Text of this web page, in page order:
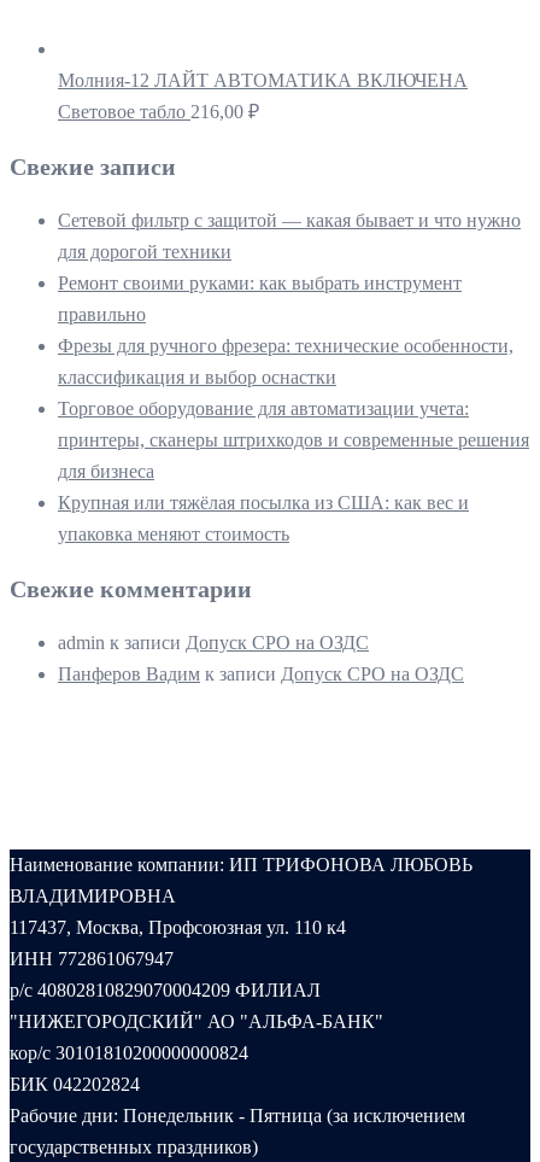
Молния-12 ЛАЙТ АВТОМАТИКА ВКЛЮЧЕНА
Световое табло 216,00 ₽
Свежие записи
Сетевой фильтр с защитой — какая бывает и что нужно
для дорогой техники
Ремонт своими руками: как выбрать инструмент
правильно
Фрезы для ручного фрезера: технические особенности,
классификация и выбор оснастки
Торговое оборудование для автоматизации учета:
принтеры, сканеры штрихкодов и современные решения
для бизнеса
Крупная или тяжёлая посылка из США: как вес и
упаковка меняют стоимость
Свежие комментарии
admin к записи Допуск СРО на ОЗДС
Панферов Вадим к записи Допуск СРО на ОЗДС
Наименование компании: ИП ТРИФОНОВА ЛЮБОВЬ
ВЛАДИМИРОВНА
117437, Москва, Профсоюзная ул. 110 к4
ИНН 772861067947
р/с 40802810829070004209 ФИЛИАЛ
"НИЖЕГОРОДСКИЙ" АО "АЛЬФА-БАНК"
кор/с 30101810200000000824
БИК 042202824
Рабочие дни: Понедельник - Пятница (за исключением
государственных праздников)